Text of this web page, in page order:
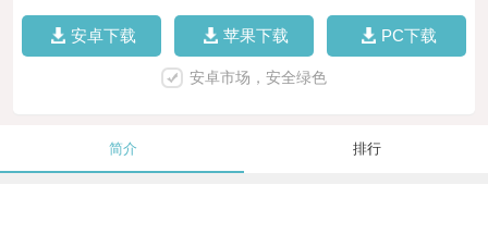
安卓下载 苹果下载 PC下载
安卓市场，安全绿色
简介 排行